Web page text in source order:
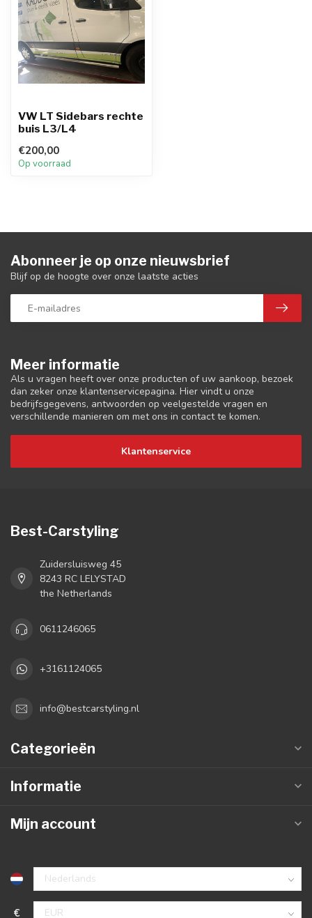
VW LT Sidebars rechte
buis L3/L4
€200,00
Op voorraad
Meer informatie
Als u vragen heeft over onze producten of uw aankoop, bezoek
dan zeker onze klantenservicepagina. Hier vindt u onze
bedrijfsgegevens, antwoorden op veelgestelde vragen en
verschillende manieren om met ons in contact te komen.
Klantenservice
Abonneer je op onze nieuwsbrief
Blijf op de hoogte over onze laatste acties
Best-Carstyling
Zuidersluisweg 45
8243 RC LELYSTAD
the Netherlands
0611246065
+3161124065
info@bestcarstyling.nl
Categorieën
Informatie
Mijn account
€